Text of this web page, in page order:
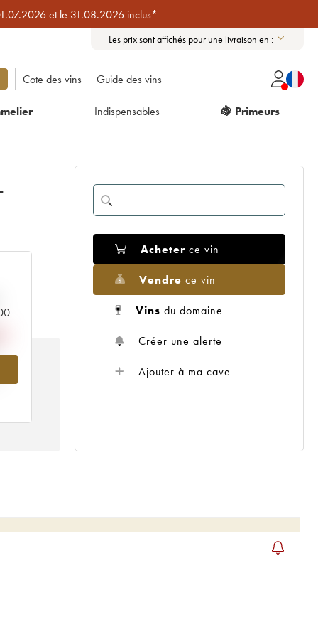
et le 31.08.2026 inclus*
Les prix sont affichés pour une livraison en :
Cote des vins Guide des vins
Indispensables 🍇 Primeurs
Acheter ce vin
Vendre ce vin
Vins du domaine
Créer une alerte
Ajouter à ma cave